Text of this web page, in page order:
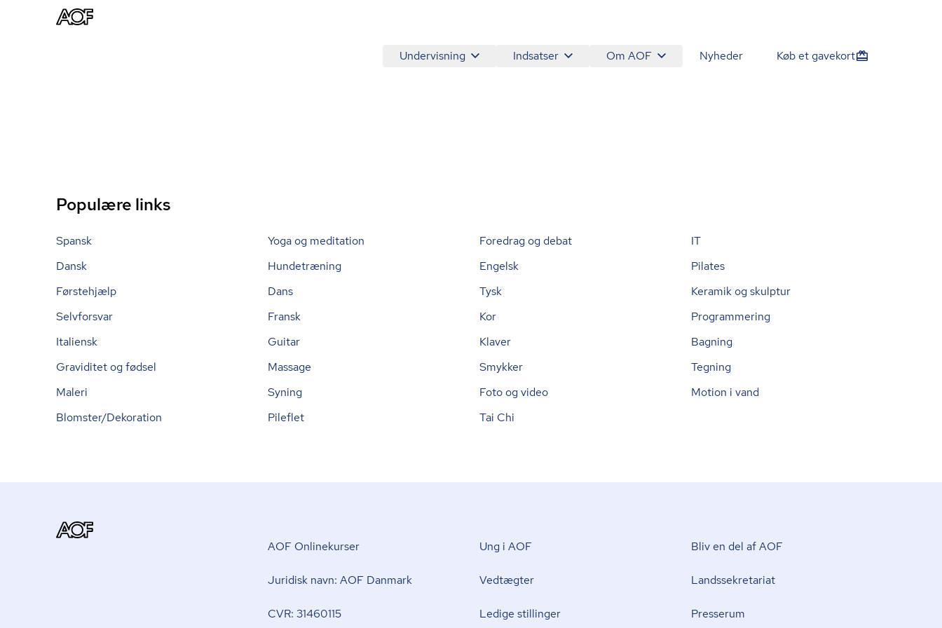
Undervisning Indsatser Om AOF Nyheder Køb et gavekort
Populære links
Spansk Yoga og meditation Foredrag og debat
IT
Dansk
Hundetræning Engelsk
Pilates
Førstehjælp
Dans Tysk
Keramik og skulptur
Selvforsvar
Fransk Kor
Programmering
Italiensk
Guitar Klaver
Bagning
Graviditet og fødsel
Massage Smykker
Tegning
Maleri
Syning Foto og video
Motion i vand
Blomster/Dekoration
Pileflet Tai Chi
AOF Onlinekurser
Juridisk navn: AOF Danmark
CVR: 31460115
Ung i AOF
Vedtægter
Ledige stillinger
Bliv en del af AOF
Lands­se­kre­ta­ri­at
Presserum